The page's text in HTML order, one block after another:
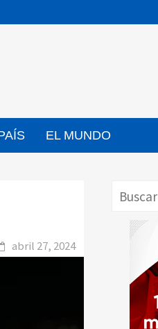
EL MUNDO
abril 27, 2024
Buscar: